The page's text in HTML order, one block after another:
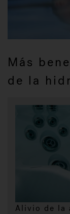
Más
de la
Alivio de la